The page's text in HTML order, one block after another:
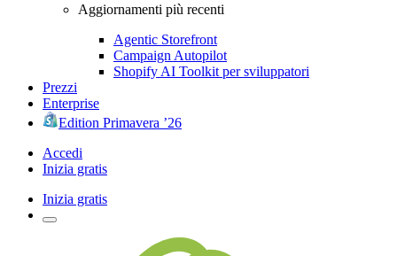
Aggiornamenti più recenti
Agentic Storefront
Campaign Autopilot
Shopify AI Toolkit per sviluppatori
Prezzi
Enterprise
Edition Primavera ’26
Accedi
Inizia gratis
Inizia gratis